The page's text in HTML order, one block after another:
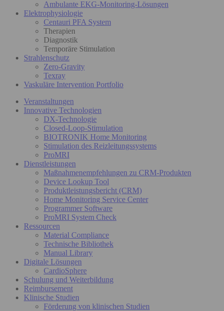
Ambulante EKG-Monitoring-Lösungen
Elektrophysiologie
Centauri PFA System
Therapien
Diagnostik
Temporäre Stimulation
Strahlenschutz
Zero-Gravity
Texray
Vaskuläre Intervention Portfolio
Veranstaltungen
Innovative Technologien
DX-Technologie
Closed-Loop-Stimulation
BIOTRONIK Home Monitoring
Stimulation des Reizleitungssystems
ProMRI
Dienstleistungen
Maßnahmenempfehlungen zu CRM-Produkten
Device Lookup Tool
Produktleistungsbericht (CRM)
Home Monitoring Service Center
Programmer Software
ProMRI System Check
Ressourcen
Material Compliance
Technische Bibliothek
Manual Library
Digitale Lösungen
CardioSphere
Schulung und Weiterbildung
Reimbursement
Klinische Studien
Förderung von klinischen Studien